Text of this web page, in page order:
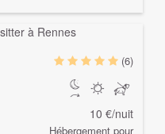
(6)
10 €/nuit
Hébergement pour